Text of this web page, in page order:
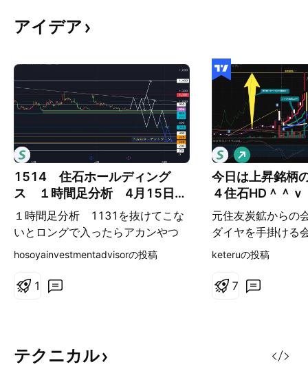
アイデア
1514 住石ホールディング
ス １時間足分析 4月15日以
降
１時間足分析 1131を抜けてこな
いとロングで入ったらアカンやつ
hosoyainvestmentadvisorの投稿
1
今日は上昇銘柄
４住石HD＾＾ｖ
元住友炭鉱からの
ダイヤを手掛ける
上昇はアメリカと
日比プラス１９．
株、信用売り残８
用倍率４．１５％
ロ
ン
グ
keteruの投稿
7
テクニカル